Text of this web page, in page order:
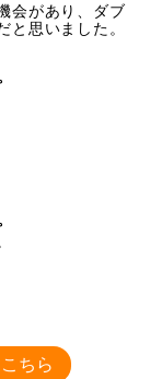
会があり、ダブ
と思いました。
ちら